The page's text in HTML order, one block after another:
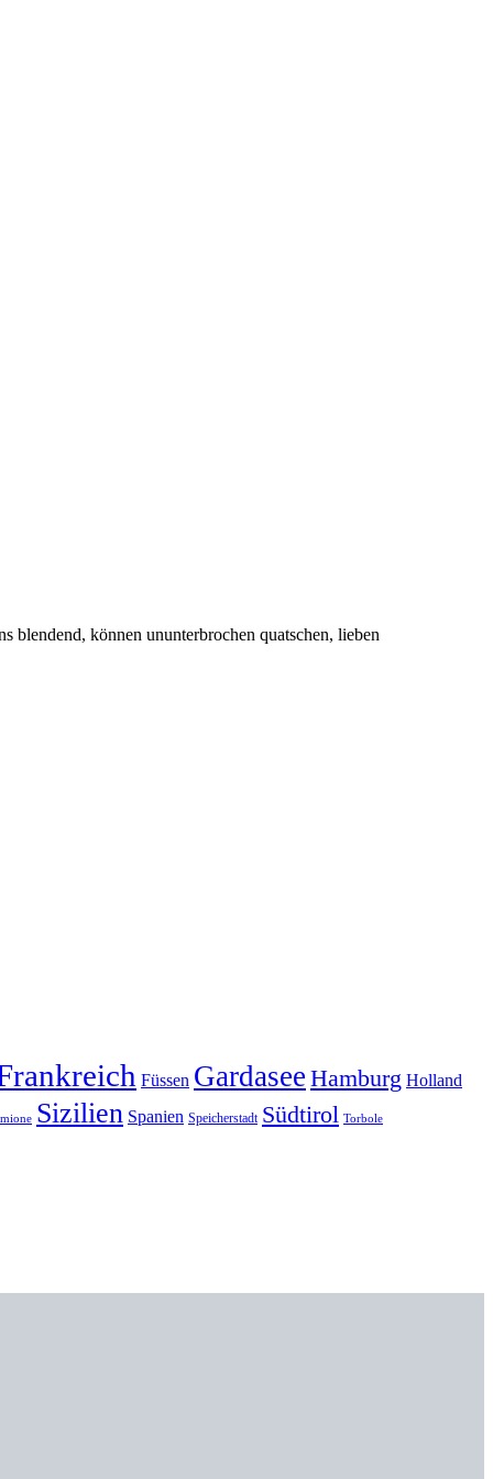
blendend, können ununterbrochen quatschen, lieben
Füssen Gardasee Hamburg Holland
Sizilien Spanien Speicherstadt Südtirol Torbole